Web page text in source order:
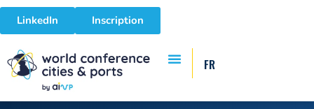
LinkedIn Inscription
FR